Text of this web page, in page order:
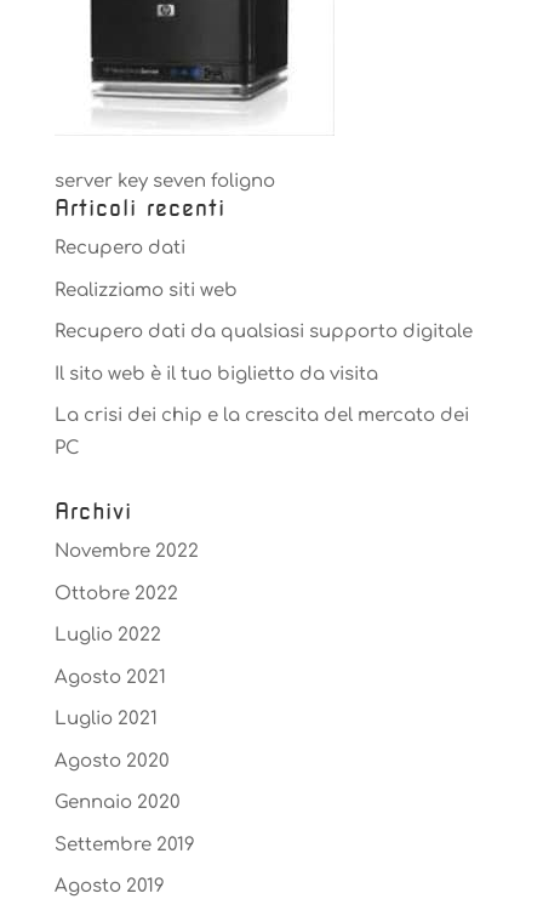
server key seven foligno
Articoli recenti
Recupero dati
Realizziamo siti web
Recupero dati da qualsiasi supporto digitale
Il sito web è il tuo biglietto da visita
La crisi dei chip e la crescita del mercato dei
PC
Archivi
Novembre 2022
Ottobre 2022
Luglio 2022
Agosto 2021
Luglio 2021
Agosto 2020
Gennaio 2020
Settembre 2019
Agosto 2019